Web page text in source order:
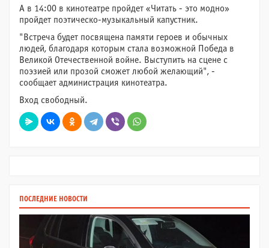
А в 14:00 в кинотеатре пройдет «Читать - это модно»
пройдет поэтическо-музыкальный капустник.
"Встреча будет посвящена памяти героев и обычных
людей, благодаря которым стала возможной Победа в
Великой Отечественной войне. Выступить на сцене с
поэзией или прозой сможет любой желающий", -
сообщает администрация кинотеатра.
Вход свободный.
ПОСЛЕДНИЕ НОВОСТИ